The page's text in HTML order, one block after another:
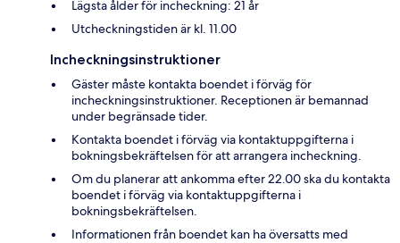
Lägsta ålder för incheckning: 21 år
Utcheckningstiden är kl. 11.00
Incheckningsinstruktioner
Gäster måste kontakta boendet i förväg för
incheckningsinstruktioner. Receptionen är bemannad
under begränsade tider.
Kontakta boendet i förväg via kontaktuppgifterna i
bokningsbekräftelsen för att arrangera incheckning.
Om du planerar att ankomma efter 22.00 ska du kontakta
boendet i förväg via kontaktuppgifterna i
bokningsbekräftelsen.
Informationen från boendet kan ha översatts med